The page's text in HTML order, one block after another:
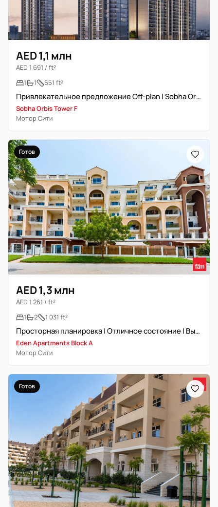
AED 1,1 млн
AED 1 691 / ft²
1
1 651 ft²
Привлекательное предложение Off-plan | Sobha Orbis Tower F
Sobha Orbis Tower F
Мотор Сити
Готов
AED 1,3 млн
AED 1 261 / ft²
1
2 1 031 ft²
Просторная планировка | Отличное состояние | Высокий этаж
Eden Apartments Block A
Мотор Сити
Готов